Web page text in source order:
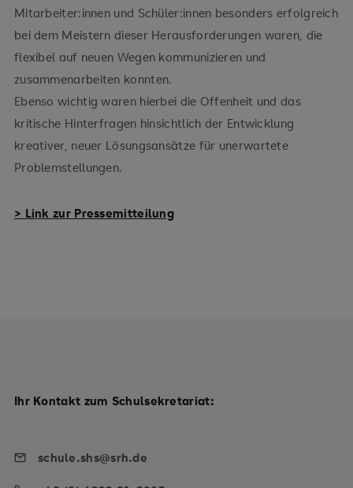
Mitarbeiter:innen und Schüler:innen besonders erfolgreich
bei dem Meistern dieser Herausforderungen waren, die
flexibel auf neuen Wegen kommunizieren und
zusammenarbeiten konnten.
Ebenso wichtig waren hierbei die Offenheit und das
kritische Hinterfragen hinsichtlich der Entwicklung
kreativer, neuer Lösungsansätze für unerwartete
Problemstellungen.
> Link zur Pressemitteilung
Ihr Kontakt zum Schulsekretariat:
schule.shs@srh.de